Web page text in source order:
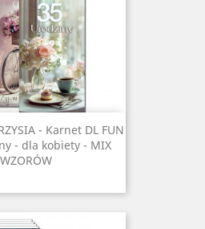
- Karnet DL FUN
- dla kobiety - MIX
WZORÓW